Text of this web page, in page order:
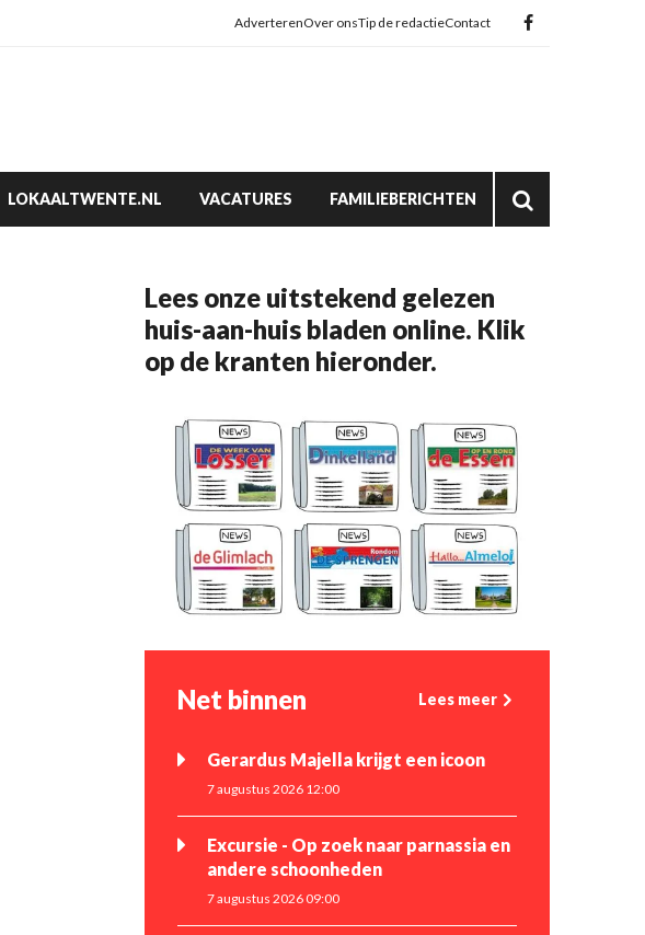
AdverterenOver onsTip de redactieContact
LOKAALTWENTE.NL VACATURES FAMILIEBERICHTEN
Lees onze uitstekend gelezen
huis-aan-huis bladen online. Klik
op de kranten hieronder.
Net binnen Lees meer
Gerardus Majella krijgt een icoon
7 augustus 2026 12:00
Excursie - Op zoek naar parnassia en
andere schoonheden
7 augustus 2026 09:00